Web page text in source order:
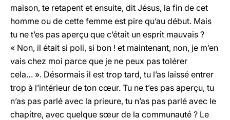
maison, te retapent et ensuite, dit Jésus, la fin de cet
homme ou de cette femme est pire qu’au début. Mais
tu ne t’es pas aperçu que c’était un esprit mauvais ?
« Non, il était si poli, si bon ! et maintenant, non, je m’en
vais chez moi parce que je ne peux pas tolérer
cela… ». Désormais il est trop tard, tu l’as laissé entrer
trop à l’intérieur de ton cœur. Tu ne t’es pas aperçu, tu
n’as pas parlé avec la prieure, tu n’as pas parlé avec le
chapitre, avec quelque sœur de la communauté ? Le